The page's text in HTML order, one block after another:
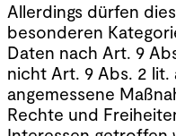
Allerdings dürfen
besonderen
Daten nach Art. 9
nicht Art. 9 Abs. 2 lit.
angemessene
Rechte und